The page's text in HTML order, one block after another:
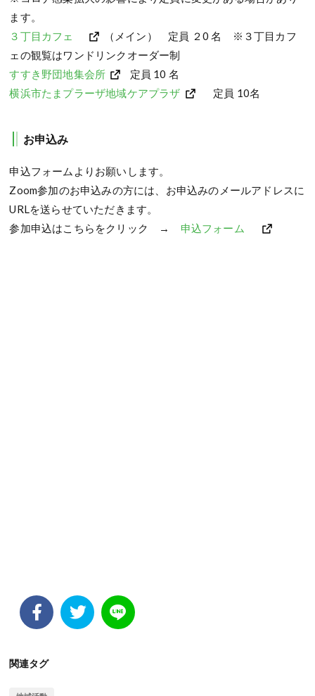
ます。
３丁目カフェ
（メイン） 定員 ２0 名 ※３丁目カフ
ェの観覧はワンドリンクオーダー制
すすき野団地集会所
定員 10 名
横浜市たまプラーザ地域ケアプラザ
定員 10名
お申込み
申込フォームよりお願いします。
Zoom参加のお申込みの方には、お申込みのメールアドレスに
URLを送らせていただきます。
参加申込はこちらをクリック → 申込フォーム
関連タグ